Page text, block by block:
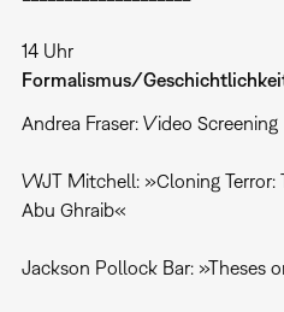
14 Uhr
Formalismus/
Andrea Fraser: Video Screening
WJT Mitchell: »Cloning Terror:
Abu Ghraib«
Jackson Pollock Bar: »Theses